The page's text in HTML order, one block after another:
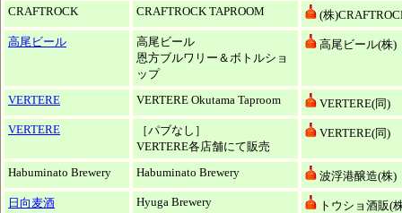
CRAFTROCK
CRAFTROCK TAPROOM
(株
高尾ビール
高尾ビール
恩方ブルワリー＆ボトルショ
ップ
高尾ビール(株)
VERTERE VERTERE Okutama Taproom
VERTERE(同)
VERTERE
［パブなし］
VERTERE各店舗にて販売
VERTERE(同)
Habuminato Brewery Habuminato Brewery
波浮港醸造(株)
日向麦酒
Hyuga Brewery
トウショ酒販(